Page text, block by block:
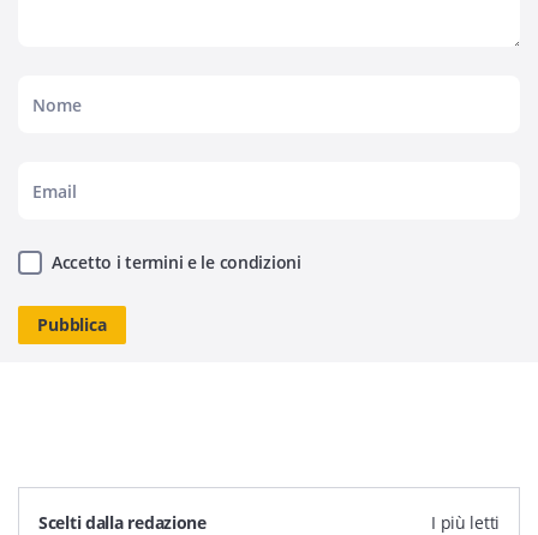
Accetto i termini e le condizioni
Scelti dalla redazione I più letti